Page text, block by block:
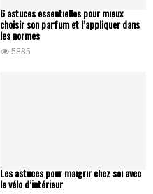
6 astuces essentielles pour mieux
choisir son parfum et l’appliquer dans
les normes
5885
Les astuces pour maigrir chez soi avec
le vélo d’intérieur